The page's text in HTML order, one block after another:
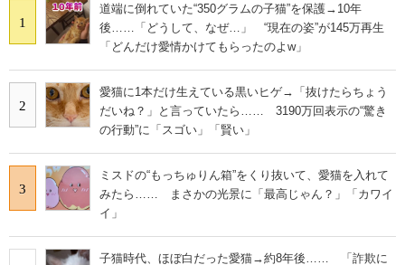
1
道端に倒れていた“350グラムの子猫”を保護→10年
後……「どうして、なぜ…」 “現在の姿”が145万再生
「どんだけ愛情かけてもらったのよw」
2
愛猫に1本だけ生えている黒いヒゲ→「抜けたらちょう
だいね？」と言っていたら…… 3190万回表示の“驚き
の行動”に「スゴい」「賢い」
3
ミスドの“もっちゅりん箱”をくり抜いて、愛猫を入れて
みたら…… まさかの光景に「最高じゃん？」「カワイ
イ」
子猫時代、ほぼ白だった愛猫→約8年後…… 「詐欺に